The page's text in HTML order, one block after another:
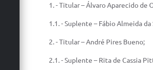
1. - Titular – Álvaro Aparecido de
1.1. - Suplente – Fábio Almeida da
2. - Titular – André Pires Bueno;
2.1. - Suplente – Rita de Cassia